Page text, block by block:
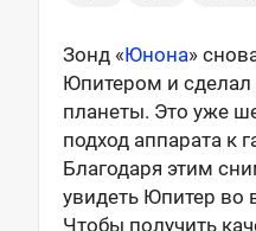
Зонд «Юнона»
Юпитером и
планеты. Это уже
подход аппарата к
Благодаря этим
увидеть Юпитер во
Чтобы получить